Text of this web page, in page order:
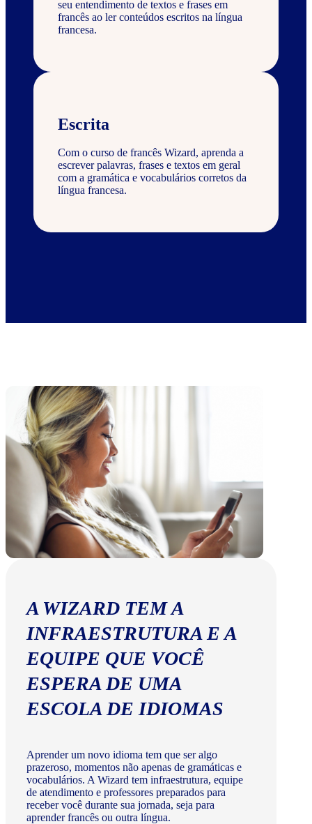
seu entendimento de textos e frases em
francês ao ler conteúdos escritos na língua
francesa.
Escrita
Com o curso de francês Wizard, aprenda a
escrever palavras, frases e textos em geral
com a gramática e vocabulários corretos da
língua francesa.
A WIZARD TEM A
INFRAESTRUTURA E A
EQUIPE QUE VOCÊ
ESPERA DE UMA
ESCOLA DE IDIOMAS
Aprender um novo idioma tem que ser algo
prazeroso, momentos não apenas de gramáticas e
vocabulários. A Wizard tem infraestrutura, equipe
de atendimento e professores preparados para
receber você durante sua jornada, seja para
aprender francês ou outra língua.